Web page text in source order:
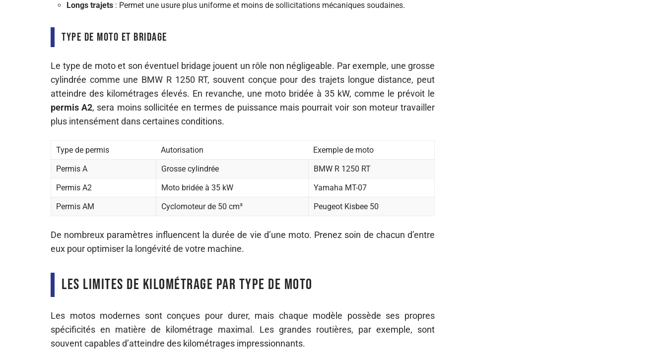
Longs trajets : Permet une usure plus uniforme et moins de sollicitations mécaniques soudaines.
Type de moto et bridage
Le type de moto et son éventuel bridage jouent un rôle non négligeable. Par exemple, une grosse
cylindrée comme une BMW R 1250 RT, souvent conçue pour des trajets longue distance, peut
atteindre des kilométrages élevés. En revanche, une moto bridée à 35 kW, comme le prévoit le
permis A2, sera moins sollicitée en termes de puissance mais pourrait voir son moteur travailler
plus intensément dans certaines conditions.
Type de permis Autorisation
Exemple de moto
Permis A
Grosse cylindrée
BMW R 1250 RT
Permis A2
Moto bridée à 35 kW
Yamaha MT-07
Permis AM
Cyclomoteur de 50 cm³ Peugeot Kisbee 50
De nombreux paramètres influencent la durée de vie d’une moto. Prenez soin de chacun d’entre
eux pour optimiser la longévité de votre machine.
Les limites de kilométrage par type de moto
Les motos modernes sont conçues pour durer, mais chaque modèle possède ses propres
spécificités en matière de kilométrage maximal. Les grandes routières, par exemple, sont
souvent capables d’atteindre des kilométrages impressionnants.